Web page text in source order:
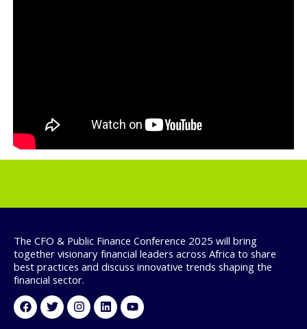
The CFO & Public Finance Conference 2025 will bring
together visionary financial leaders across Africa to share
best practices and discuss innovative trends shaping the
financial sector.
Facebook
TwitterInstagram
LinkedinYoutube